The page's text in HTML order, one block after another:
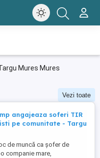
Mures Mures
Vezi toate
angajeaza soferi TIR
pe comunitate - Targu
de muncă ca șofer de
companie mare,